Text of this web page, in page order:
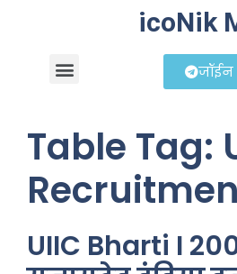
icoNik
जॉईन
Table Tag:
UIIC Bharti I